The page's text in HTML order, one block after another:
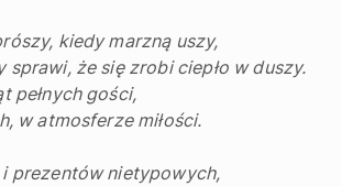
kiedy marzną uszy,
sprawi, że się zrobi ciepło w duszy.
pełnych gości,
w atmosferze miłości.
i prezentów nietypowych,